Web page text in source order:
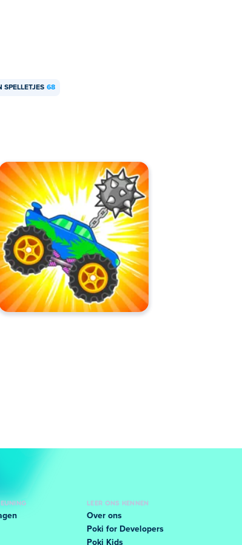
SPELLETJES 68
LEER ONS KENNEN
Over ons
Poki for Developers
Poki Kids